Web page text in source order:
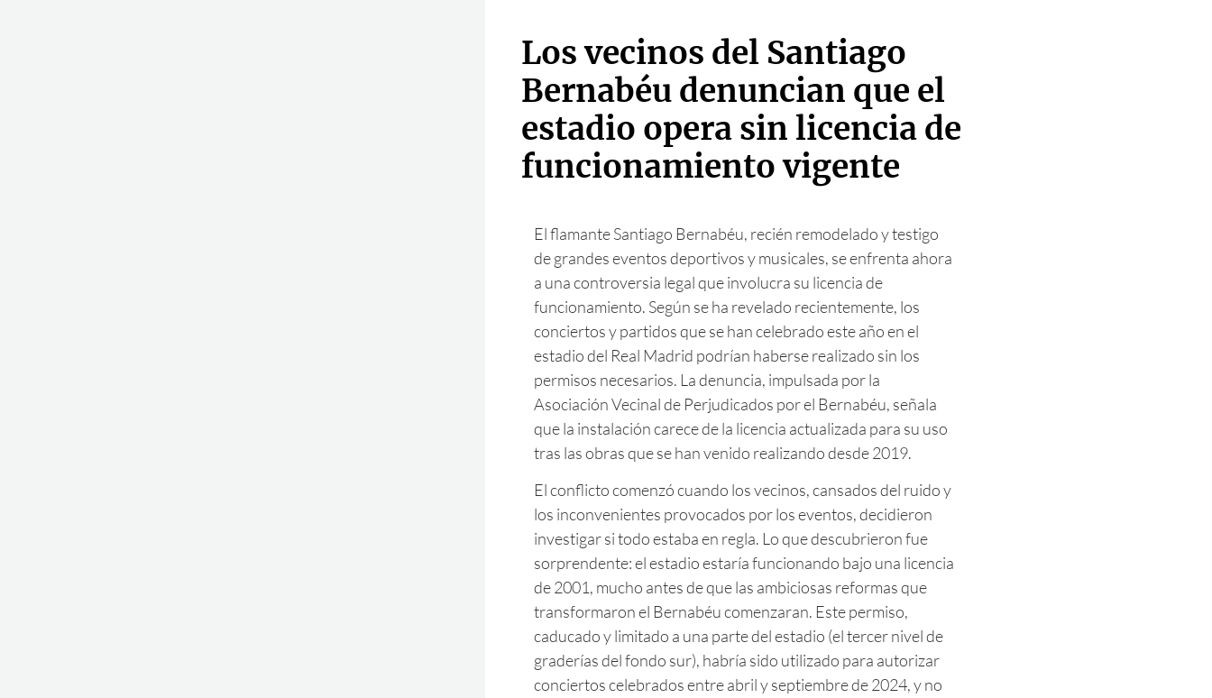
Los vecinos del Santiago
Bernabéu denuncian que el
estadio opera sin licencia de
funcionamiento vigente
El flamante Santiago Bernabéu, recién remodelado y testigo
de grandes eventos deportivos y musicales, se enfrenta ahora
a una controversia legal que involucra su licencia de
funcionamiento. Según se ha revelado recientemente, los
conciertos y partidos que se han celebrado este año en el
estadio del Real Madrid podrían haberse realizado sin los
permisos necesarios. La denuncia, impulsada por la
Asociación Vecinal de Perjudicados por el Bernabéu, señala
que la instalación carece de la licencia actualizada para su uso
tras las obras que se han venido realizando desde 2019.
El conflicto comenzó cuando los vecinos, cansados del ruido y
los inconvenientes provocados por los eventos, decidieron
investigar si todo estaba en regla. Lo que descubrieron fue
sorprendente: el estadio estaría funcionando bajo una licencia
de 2001, mucho antes de que las ambiciosas reformas que
transformaron el Bernabéu comenzaran. Este permiso,
caducado y limitado a una parte del estadio (el tercer nivel de
graderías del fondo sur), habría sido utilizado para autorizar
conciertos celebrados entre abril y septiembre de 2024, y no